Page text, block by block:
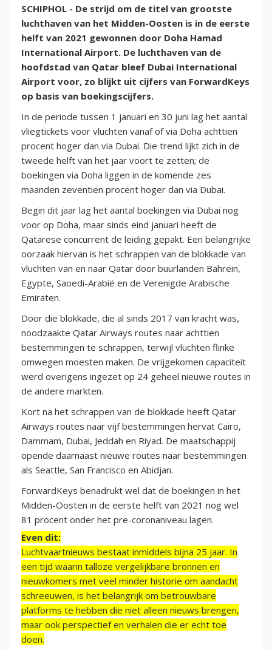
SCHIPHOL - De strijd om de titel van grootste
luchthaven van het Midden-Oosten is in de eerste
helft van 2021 gewonnen door Doha Hamad
International Airport. De luchthaven van de
hoofdstad van Qatar bleef Dubai International
Airport voor, zo blijkt uit cijfers van ForwardKeys
op basis van boekingscijfers.
In de periode tussen 1 januari en 30 juni lag het aantal
vliegtickets voor vluchten vanaf of via Doha achttien
procent hoger dan via Dubai. Die trend lijkt zich in de
tweede helft van het jaar voort te zetten; de
boekingen via Doha liggen in de komende zes
maanden zeventien procent hoger dan via Dubai.
Begin dit jaar lag het aantal boekingen via Dubai nog
voor op Doha, maar sinds eind januari heeft de
Qatarese concurrent de leiding gepakt. Een belangrijke
oorzaak hiervan is het schrappen van de blokkade van
vluchten van en naar Qatar door buurlanden Bahrein,
Egypte, Saoedi-Arabië en de Verenigde Arabische
Emiraten.
Door die blokkade, die al sinds 2017 van kracht was,
noodzaakte Qatar Airways routes naar achttien
bestemmingen te schrappen, terwijl vluchten flinke
omwegen moesten maken. De vrijgekomen capaciteit
werd overigens ingezet op 24 geheel nieuwe routes in
de andere markten.
Kort na het schrappen van de blokkade heeft Qatar
Airways routes naar vijf bestemmingen hervat Cairo,
Dammam, Dubai, Jeddah en Riyad. De maatschappij
opende daarnaast nieuwe routes naar bestemmingen
als Seattle, San Francisco en Abidjan.
ForwardKeys benadrukt wel dat de boekingen in het
Midden-Oosten in de eerste helft van 2021 nog wel
81 procent onder het pre-coronaniveau lagen.
Even dit:
Luchtvaartnieuws bestaat inmiddels bijna 25 jaar. In
een tijd waarin talloze vergelijkbare bronnen en
nieuwkomers met veel minder historie om aandacht
schreeuwen, is het belangrijk om betrouwbare
platforms te hebben die niet alleen nieuws brengen,
maar ook perspectief en verhalen die er echt toe
doen.